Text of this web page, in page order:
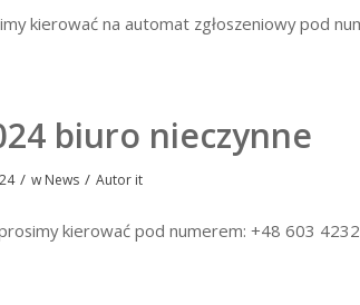
kierować na automat zgłoszeniowy pod
biuro nieczynne
/ w News / Autor it
kierować pod numerem: +48 603